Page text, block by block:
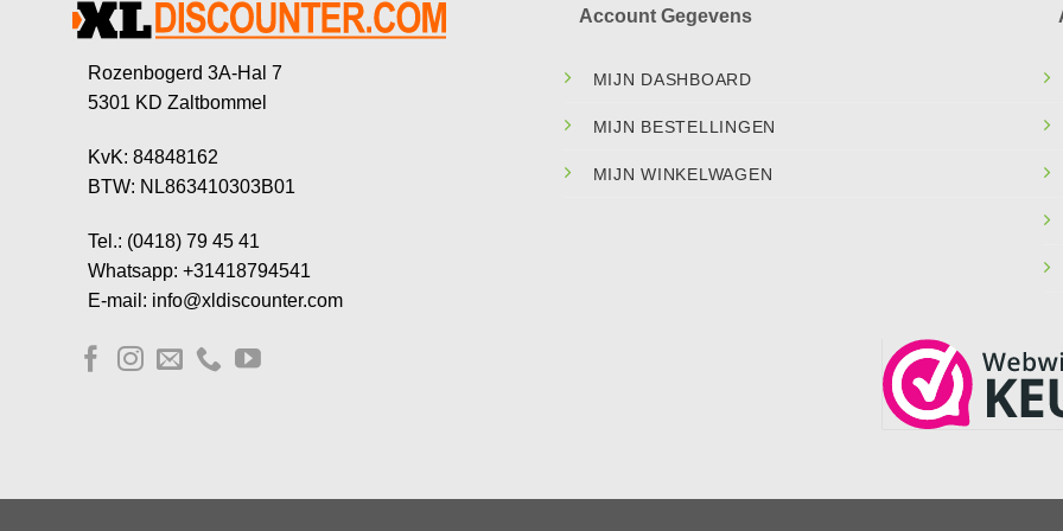
Rozenbogerd 3A-Hal 7
5301 KD Zaltbommel
KvK: 84848162
BTW: NL863410303B01
Tel.: (0418) 79 45 41
Whatsapp: +31418794541
E-mail: info@xldiscounter.com
Account Gegevens
MIJN DASHBOARD
MIJN BESTELLINGEN
MIJN WINKELWAGEN